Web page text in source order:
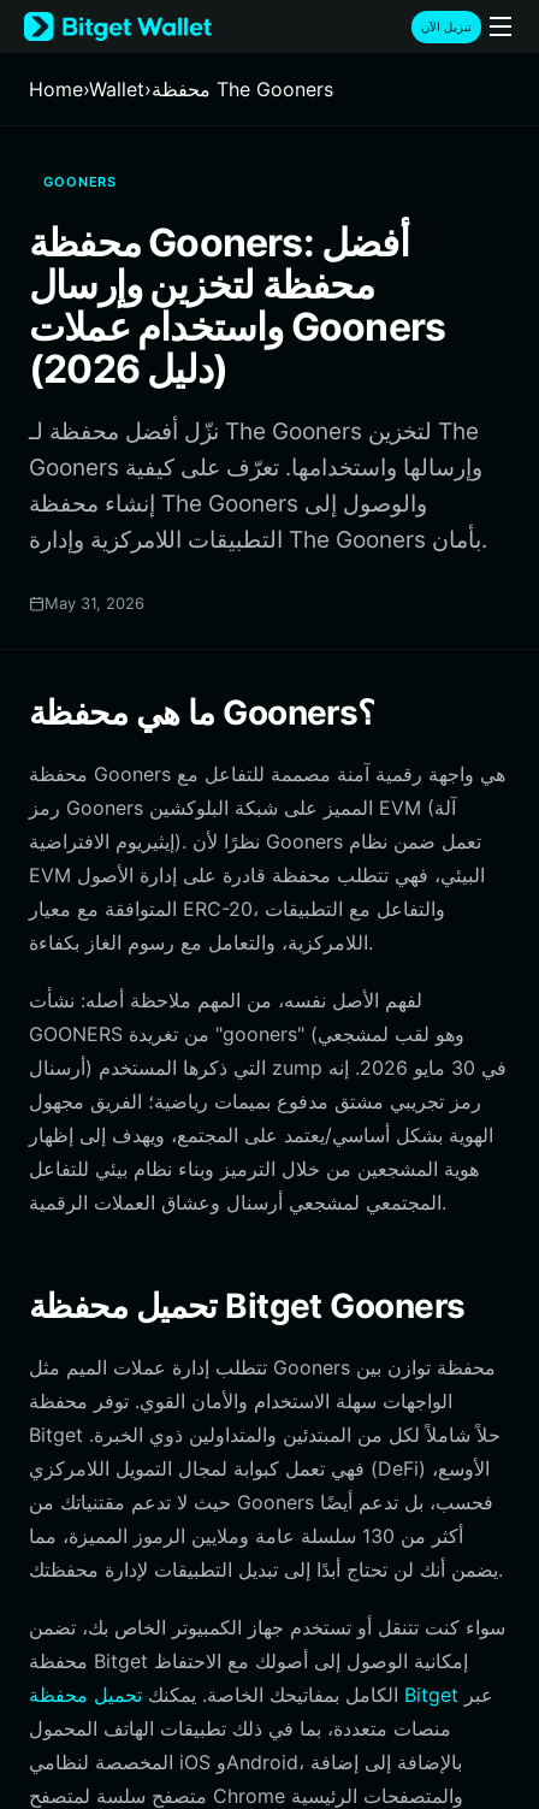
English
日本語
Русский
Italiano
Deutsch
简体中文
繁體中文
Português (Portugal)
Bahasa Indonesia
ภาษาไทย
বাংলা
Español
Português (Brasil)
Español (Argentina)
تنزيل الآن
Home›Wallet› محفظة The Gooners
GOONERS
محفظة Gooners: أفضل
محفظة لتخزين وإرسال
واستخدام عملات Gooners
(دليل 2026)
نزّل أفضل محفظة لـ The Gooners لتخزين The
Gooners وإرسالها واستخدامها. تعرّف على كيفية
إنشاء محفظة The Gooners والوصول إلى
التطبيقات اللامركزية وإدارة The Gooners بأمان.
May 31, 2026
ما هي محفظة Gooners؟
محفظة Gooners هي واجهة رقمية آمنة مصممة للتفاعل مع
رمز Gooners المميز على شبكة البلوكشين EVM (آلة
إيثيريوم الافتراضية). نظرًا لأن Gooners تعمل ضمن نظام
EVM البيئي، فهي تتطلب محفظة قادرة على إدارة الأصول
المتوافقة مع معيار ERC-20، والتفاعل مع التطبيقات
اللامركزية، والتعامل مع رسوم الغاز بكفاءة.
لفهم الأصل نفسه، من المهم ملاحظة أصله: نشأت
GOONERS من تغريدة "gooners" (وهو لقب لمشجعي
أرسنال) التي ذكرها المستخدم zump في 30 مايو 2026. إنه
رمز تجريبي مشتق مدفوع بميمات رياضية؛ الفريق مجهول
الهوية بشكل أساسي/يعتمد على المجتمع، ويهدف إلى إظهار
هوية المشجعين من خلال الترميز وبناء نظام بيئي للتفاعل
المجتمعي لمشجعي أرسنال وعشاق العملات الرقمية.
تحميل محفظة Bitget Gooners
تتطلب إدارة عملات الميم مثل Gooners محفظة توازن بين
الواجهات سهلة الاستخدام والأمان القوي. توفر محفظة
Bitget حلاً شاملاً لكل من المبتدئين والمتداولين ذوي الخبرة.
فهي تعمل كبوابة لمجال التمويل اللامركزي (DeFi) الأوسع،
حيث لا تدعم مقتنياتك من Gooners فحسب، بل تدعم أيضًا
أكثر من 130 سلسلة عامة وملايين الرموز المميزة، مما
يضمن أنك لن تحتاج أبدًا إلى تبديل التطبيقات لإدارة محفظتك.
سواء كنت تتنقل أو تستخدم جهاز الكمبيوتر الخاص بك، تضمن
محفظة Bitget إمكانية الوصول إلى أصولك مع الاحتفاظ
الكامل بمفاتيحك الخاصة. يمكنك تحميل محفظة Bitget
منصات متعددة، بما في ذلك تطبيقات الهاتف المحمول
المخصصة لنظامي iOS وAndroid، بالإضافة إلى إضافة
متصفح سلسة لمتصفح Chrome والمتصفحات الرئيسية